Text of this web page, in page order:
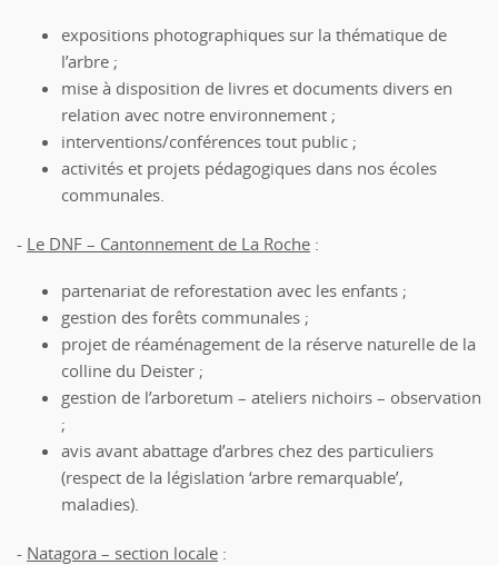
expositions photographiques sur la thématique de
l’arbre ;
mise à disposition de livres et documents divers en
relation avec notre environnement ;
interventions/conférences tout public ;
activités et projets pédagogiques dans nos écoles
communales.
- Le DNF – Cantonnement de La Roche :
partenariat de reforestation avec les enfants ;
gestion des forêts communales ;
projet de réaménagement de la réserve naturelle de la
colline du Deister ;
gestion de l’arboretum – ateliers nichoirs – observation
;
avis avant abattage d’arbres chez des particuliers
(respect de la législation ‘arbre remarquable’,
maladies).
- Natagora – section locale :